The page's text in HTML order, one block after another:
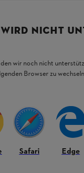
Sie Ihren Zaun
NICHT
wir noch nicht
Browser zu
Safari Edge